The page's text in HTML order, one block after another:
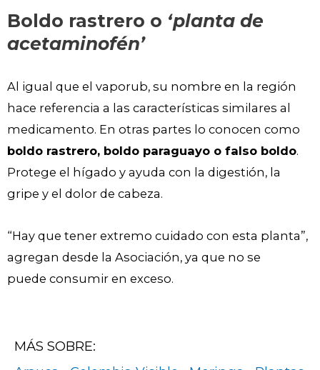
Boldo rastrero o ‘planta de
acetaminofén’
Al igual que el vaporub, su nombre en la región
hace referencia a las características similares al
medicamento. En otras partes lo conocen como
boldo rastrero, boldo paraguayo o falso boldo.
Protege el hígado y ayuda con la digestión, la
gripe y el dolor de cabeza.
“Hay que tener extremo cuidado con esta planta”,
agregan desde la Asociación, ya que no se
puede consumir en exceso.
MÁS SOBRE: